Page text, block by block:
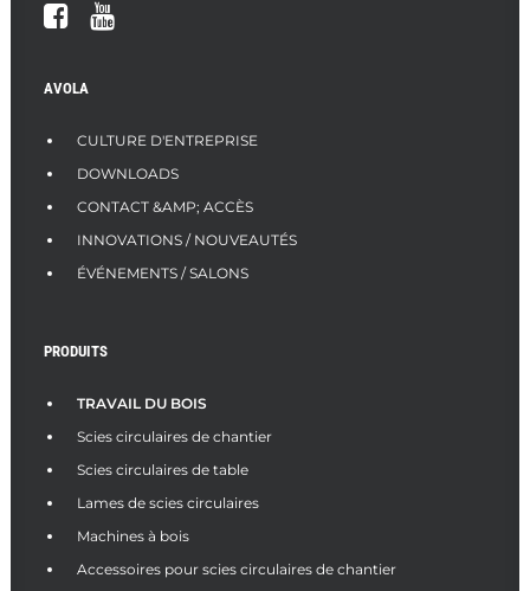
AVOLA
CULTURE D'ENTREPRISE
DOWNLOADS
CONTACT &AMP; ACCÈS
INNOVATIONS / NOUVEAUTÉS
ÉVÉNEMENTS / SALONS
PRODUITS
TRAVAIL DU BOIS
Scies circulaires de chantier
Scies circulaires de table
Lames de scies circulaires
Machines à bois
Accessoires pour scies circulaires de chantier